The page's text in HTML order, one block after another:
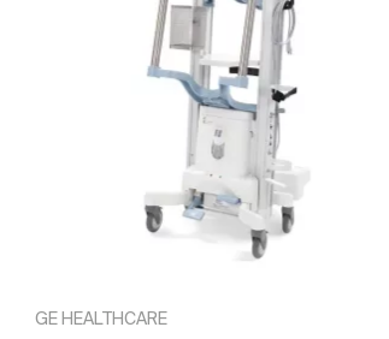
GE HEALTHCARE